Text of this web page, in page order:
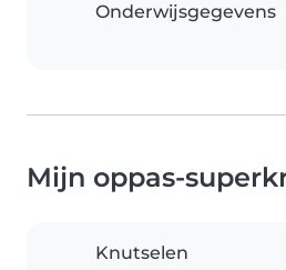
Onderwijsgegevens
Mijn oppas-
Knutselen